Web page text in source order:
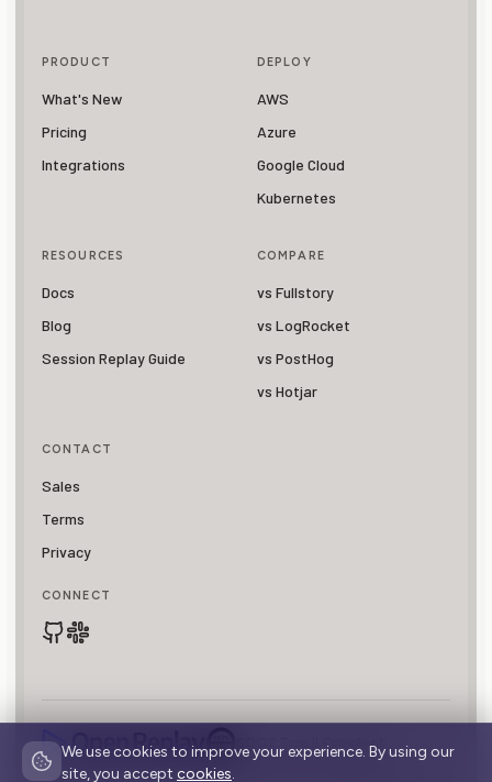
PRODUCT
What's New
Pricing
Integrations
DEPLOY
AWS
Azure
Google Cloud
Kubernetes
RESOURCES
Docs
Blog
Session Replay Guide
COMPARE
vs Fullstory
vs LogRocket
vs PostHog
vs Hotjar
CONTACT
Sales
Terms
Privacy
CONNECT
SOC 2 Type II Compliant
© 2026 OpenReplay is a registered trademark of
We use cookies to improve your experience. By using our
site, you accept cookies.